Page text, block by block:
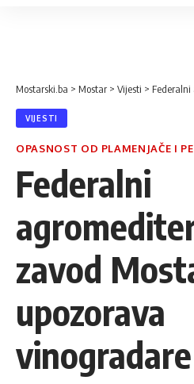
Mostarski.ba > Mostar > Vijesti > Federalni
VIJESTI
OPASNOST OD PLAMENJAČE I
Federalni
zavod
upozorava
vinogradare